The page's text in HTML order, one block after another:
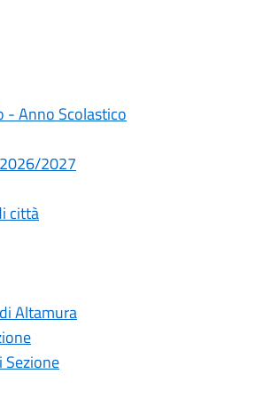
- Anno Scolastico
2027
città
Altamura